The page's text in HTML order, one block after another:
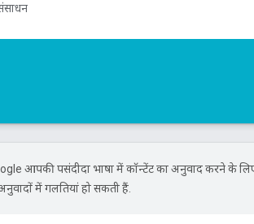
आपकी पसंदीदा भाषा में कॉन्टेंट का अनुवाद करने के
में गलतियां हो सकती हैं.